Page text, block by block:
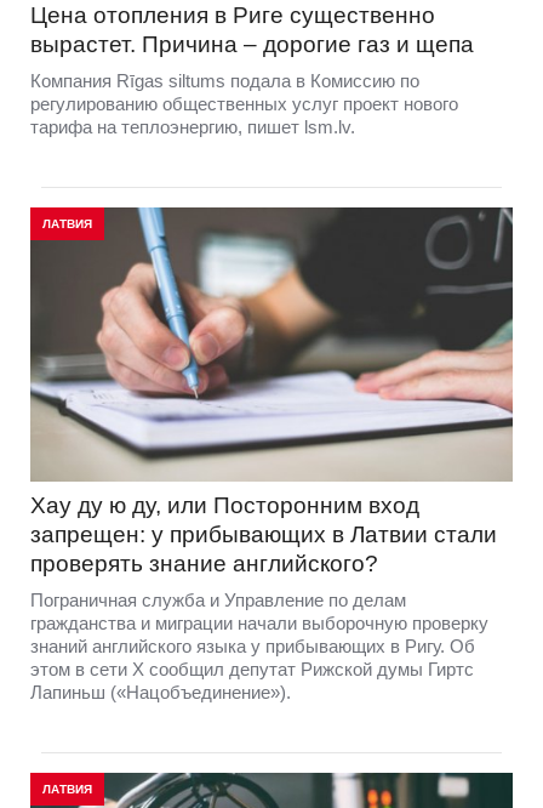
Цена отопления в Риге существенно
вырастет. Причина – дорогие газ и щепа
Компания Rīgas siltums подала в Комиссию по
регулированию общественных услуг проект нового
тарифа на теплоэнергию, пишет lsm.lv.
ЛАТВИЯ
Хау ду ю ду, или Посторонним вход
запрещен: у прибывающих в Латвии стали
проверять знание английского?
Пограничная служба и Управление по делам
гражданства и миграции начали выборочную проверку
знаний английского языка у прибывающих в Ригу. Об
этом в сети Х сообщил депутат Рижской думы Гиртс
Лапиньш («Нацобъединение»).
ЛАТВИЯ